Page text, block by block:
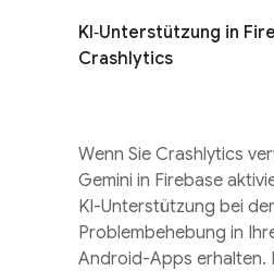
KI‑Unterstützung in
Crashlytics
Wenn Sie Crashlytics
Gemini in Firebase
KI-Unterstützung bei
Problembehebung in
Android-Apps erhalten.